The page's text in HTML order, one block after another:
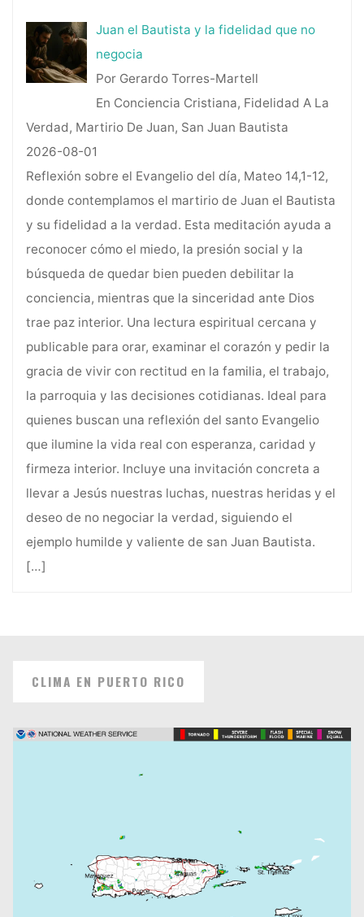
Juan el Bautista y la fidelidad que no
negocia
Por Gerardo Torres-Martell
En Conciencia Cristiana, Fidelidad A La
Verdad, Martirio De Juan, San Juan Bautista
2026-08-01
Reflexión sobre el Evangelio del día, Mateo 14,1-12,
donde contemplamos el martirio de Juan el Bautista
y su fidelidad a la verdad. Esta meditación ayuda a
reconocer cómo el miedo, la presión social y la
búsqueda de quedar bien pueden debilitar la
conciencia, mientras que la sinceridad ante Dios
trae paz interior. Una lectura espiritual cercana y
publicable para orar, examinar el corazón y pedir la
gracia de vivir con rectitud en la familia, el trabajo,
la parroquia y las decisiones cotidianas. Ideal para
quienes buscan una reflexión del santo Evangelio
que ilumine la vida real con esperanza, caridad y
firmeza interior. Incluye una invitación concreta a
llevar a Jesús nuestras luchas, nuestras heridas y el
deseo de no negociar la verdad, siguiendo el
ejemplo humilde y valiente de san Juan Bautista.
[…]
CLIMA EN PUERTO RICO